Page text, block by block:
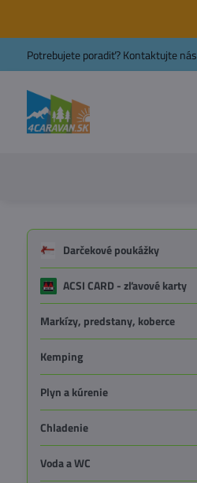
Potrebujete poradiť? Kontaktujte nás
Darčekové poukážky
ACSI CARD - zľavové karty
Markízy, predstany, koberce
Kemping
Plyn a kúrenie
Chladenie
Voda a WC